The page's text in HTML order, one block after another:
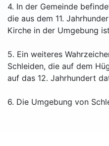
4. In der Gemeinde
die aus dem 11.
Kirche in der Umgebung
5. Ein weiteres
Schleiden, die auf dem
auf das 12. Jahrhundert
6. Die Umgebung von